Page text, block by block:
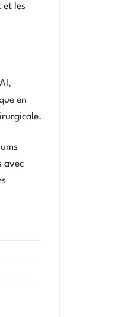
et les
en
avec